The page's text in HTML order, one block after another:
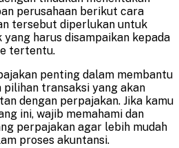
perusahaan berikut cara
tersebut diperlukan untuk
harus disampaikan kepada
tertentu.
penting dalam membantu
pilihan transaksi yang akan
dengan perpajakan. Jika kamu
ini, wajib memahami dan
perpajakan agar lebih mudah
proses akuntansi.